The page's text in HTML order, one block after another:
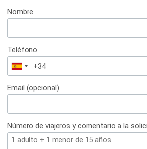
Nombre
Teléfono
España
+34
Email (opcional)
Número de viajeros y comentario a la